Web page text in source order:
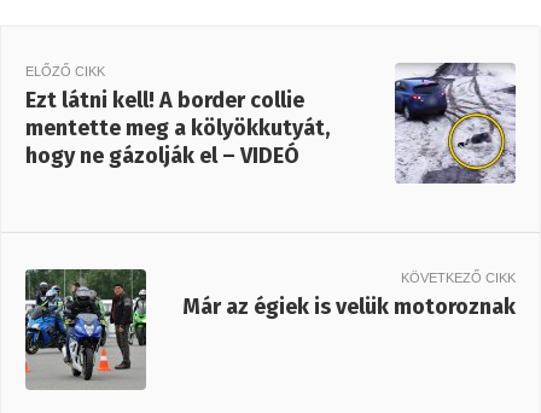
ELŐZŐ CIKK
Ezt látni kell! A border collie
mentette meg a kölyökkutyát,
hogy ne gázolják el – VIDEÓ
KÖVETKEZŐ CIKK
Már az égiek is velük motoroznak